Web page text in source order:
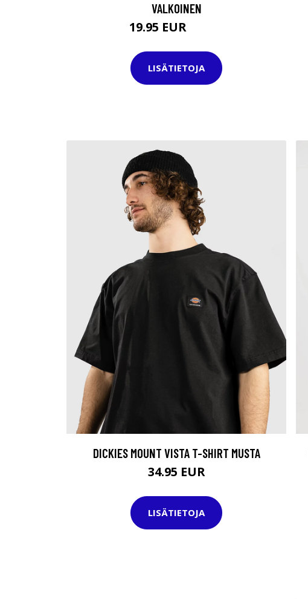
VALKOINEN
19.95 EUR
LISÄTIETOJA
DICKIES MOUNT VISTA T-SHIRT MUSTA
34.95 EUR
LISÄTIETOJA